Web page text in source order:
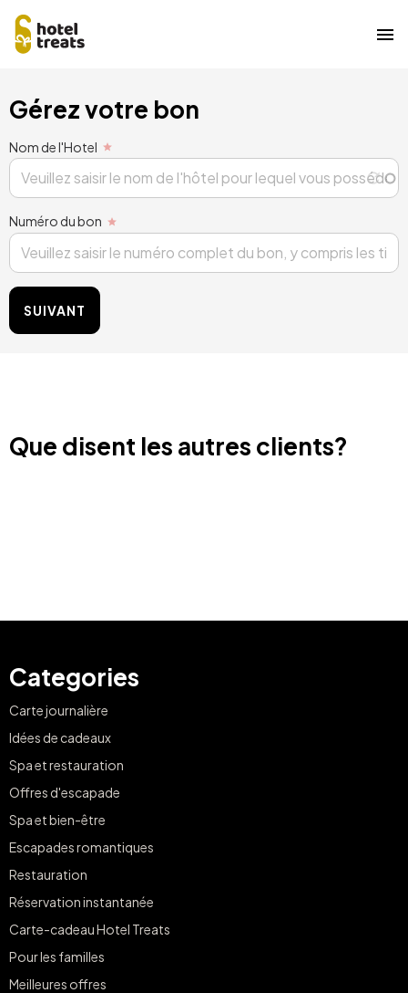
au
principal
Gérez votre bon
Nom de l'Hotel
Numéro du bon
SUIVANT
Que disent les autres clients?
Categories
Carte journalière
Idées de cadeaux
Spa et restauration
Offres d'escapade
Spa et bien-être
Escapades romantiques
Restauration
Réservation instantanée
Carte-cadeau Hotel Treats
Pour les familles
Meilleures offres